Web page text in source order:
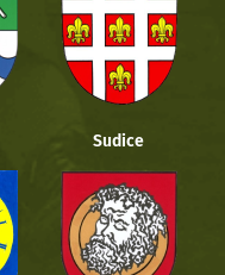
Sudice